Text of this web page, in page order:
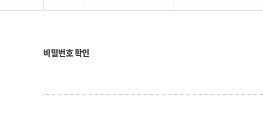
비밀번호 확인